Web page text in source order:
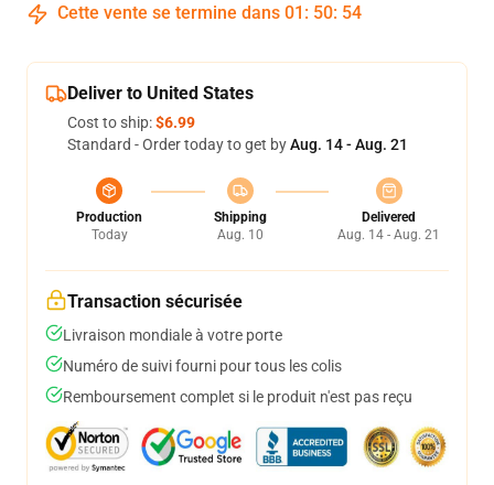
Cette vente se termine dans 01 : 50: 53
Deliver to United States
Cost to ship:$6.99
Standard - Order today to get byAug. 14 - Aug. 21
Production
Today
Shipping
Aug. 10
Delivered
Aug. 14 - Aug. 21
Transaction sécurisée
Livraison mondiale à votre porte
Numéro de suivi fourni pour tous les colis
Remboursement complet si le produit n'est pas reçu